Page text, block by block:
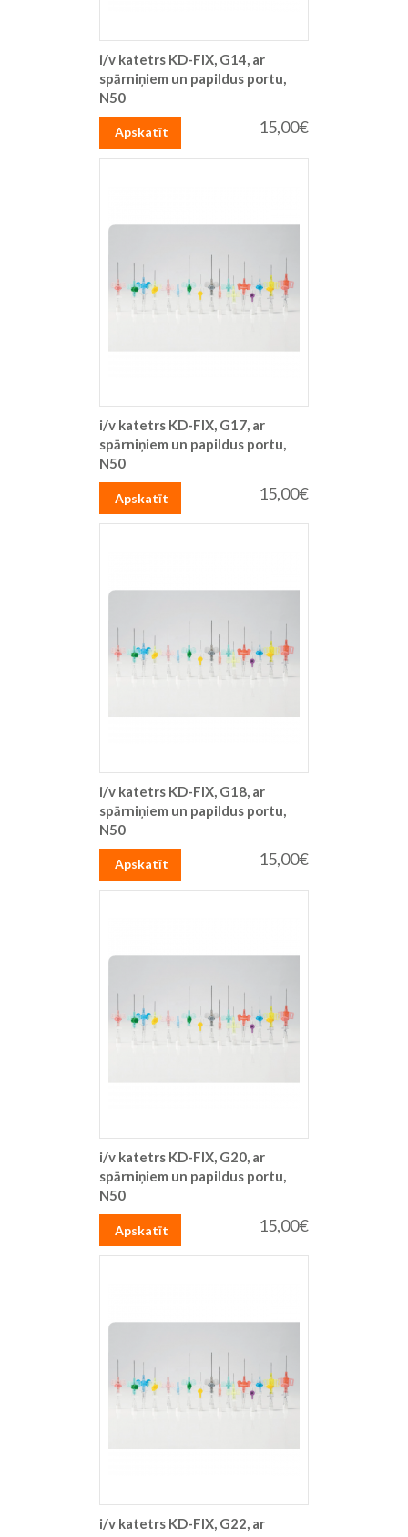
i/v katetrs KD-FIX, G14, ar
spārniņiem un papildus portu,
N50
15,00€
Apskatīt
i/v katetrs KD-FIX, G17, ar
spārniņiem un papildus portu,
N50
15,00€
Apskatīt
i/v katetrs KD-FIX, G18, ar
spārniņiem un papildus portu,
N50
15,00€
Apskatīt
i/v katetrs KD-FIX, G20, ar
spārniņiem un papildus portu,
N50
15,00€
Apskatīt
i/v katetrs KD-FIX, G22, ar